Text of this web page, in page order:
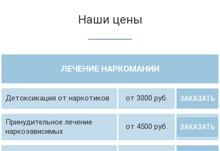
Наши цены
ЛЕЧЕНИЕ НАРКОМАНИИ
Детоксикация от наркотиков от 3000 руб. ЗАКАЗАТЬ
Принудительное лечение
наркозависимых
от 4500 руб. ЗАКАЗАТЬ